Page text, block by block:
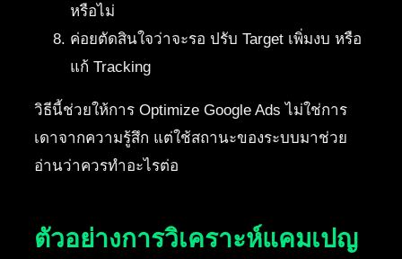
หรือไม่
ค่อยตัดสินใจว่าจะรอ ปรับ Target เพิ่มงบ หรือ
แก้ Tracking
วิธีนี้ช่วยให้การ Optimize Google Ads ไม่ใช่การ
เดาจากความรู้สึก แต่ใช้สถานะของระบบมาช่วย
อ่านว่าควรทำอะไรต่อ
ตัวอย่างการวิเคราะห์แคมเปญ